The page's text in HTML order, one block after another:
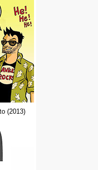
(2013)